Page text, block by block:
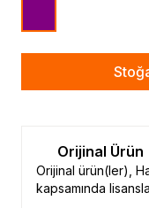
Orijinal Ürün
Orijinal ürün(ler),
kapsamında